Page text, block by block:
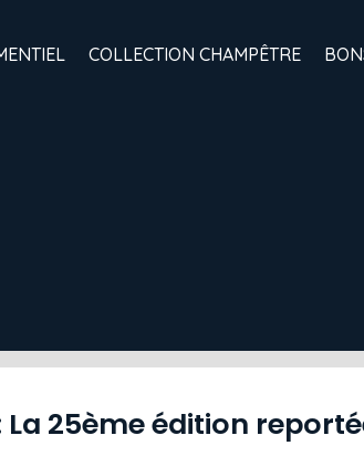
COLLECTION CHAMPÊTRE
La 25ème édition